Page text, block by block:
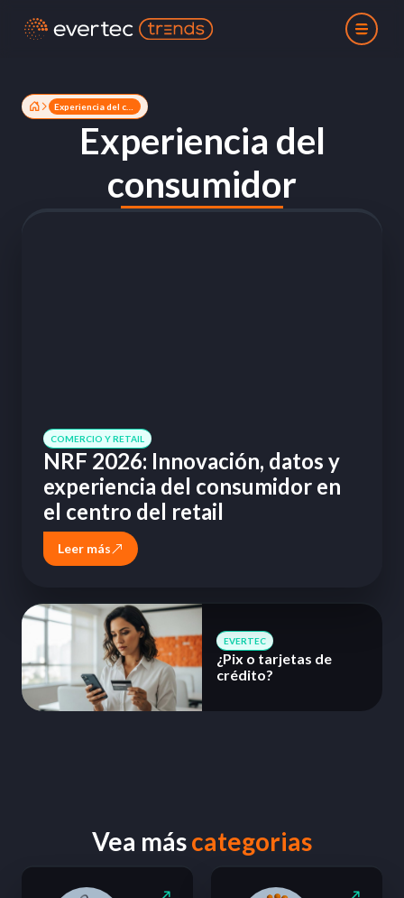
Experiencia del
consumidor
COMERCIO Y RETAIL
NRF 2026: Innovación, datos y
experiencia del consumidor en
el centro del retail
Leer más
EVERTEC
¿Pix o tarjetas de
crédito?
Vea máscategorias